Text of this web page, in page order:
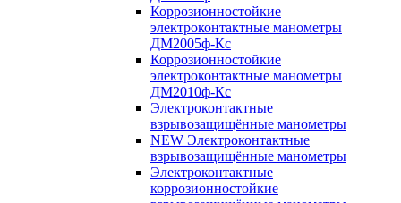
Коррозионностойкие
электроконтактные манометры
ДМ2005ф-Кс
Коррозионностойкие
электроконтактные манометры
ДМ2010ф-Кс
Электроконтактные
взрывозащищённые манометры
NEW Электроконтактные
взрывозащищённые манометры
Электроконтактные
коррозионностойкие